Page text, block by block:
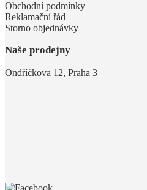
Obchodní podmínky
Reklamační řád
Storno objednávky
Naše prodejny
Ondříčkova 12, Praha 3